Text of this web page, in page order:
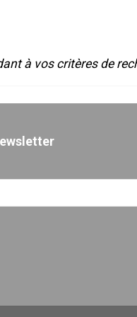
à vos critères de